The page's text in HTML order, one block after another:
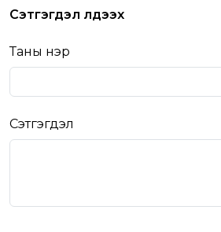
Сэтгэгдэл үлдээх
Таны нэр
Сэтгэгдэл